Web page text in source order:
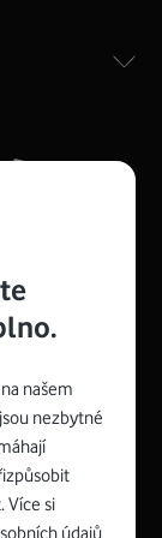
rozměry 21
stojánku)
připojení Wi-
našem
nezbytné
Více si
údajů